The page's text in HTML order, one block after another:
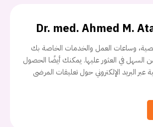
Dr. med. Ahmed M.
وساعات العمل والخدمات الخاصة بك
السهل في العثور عليها. يمكنك أيضًا الحصول
البريد الإلكتروني حول تعليقات المرضى